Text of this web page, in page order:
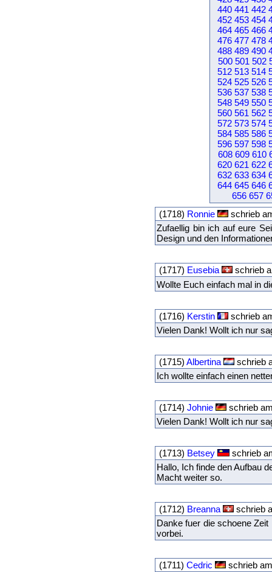
440 441 442
452 453 454
464 465 466
476 477 478
488 489 490
500 501 502
512 513 514
524 525 526
536 537 538
548 549 550
560 561 562
572 573 574
584 585 586
596 597 598
608 609 610
620 621 622
632 633 634
644 645 646
656 657
(1718) Ronnie
schrieb
Zufaellig bin ich auf eure
Design und den
(1717) Eusebia
schrieb
Wollte Euch einfach mal in
(1716) Kerstin
schrieb
Vielen Dank! Wollt ich nur
(1715) Albertina
schrieb
Ich wollte einfach einen
(1714) Johnie
schrieb
Vielen Dank! Wollt ich nur
(1713) Betsey
schrieb
Hallo, Ich finde den Aufbau
Macht weiter so.
(1712) Breanna
schrieb
Danke fuer die schoene
vorbei.
(1711) Cedric
schrieb